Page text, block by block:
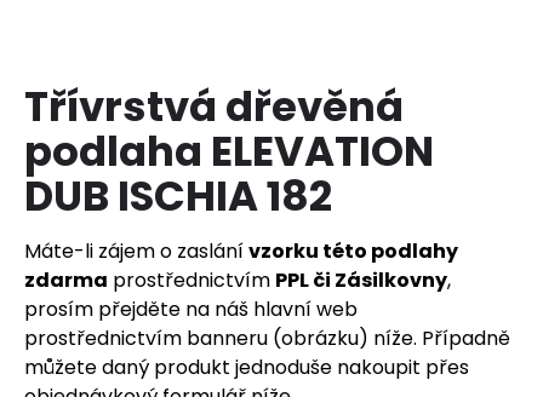
Třívrstvá dřevěná
podlaha ELEVATION
DUB ISCHIA 182
Máte-li zájem o zaslánívzorku této podlahy
zdarma prostřednictvím PPL či Zásilkovny,
prosím přejděte na náš hlavní web
prostřednictvím banneru (obrázku) níže. Případně
můžete daný produkt jednoduše nakoupit přes
í
t
?
HLEDAT
D